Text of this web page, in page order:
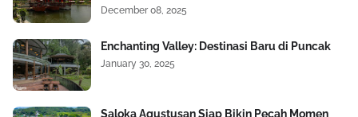
December 08, 2025
Enchanting Valley: Destinasi Baru di Puncak
January 30, 2025
Saloka Agustusan Siap Bikin Pecah Momen